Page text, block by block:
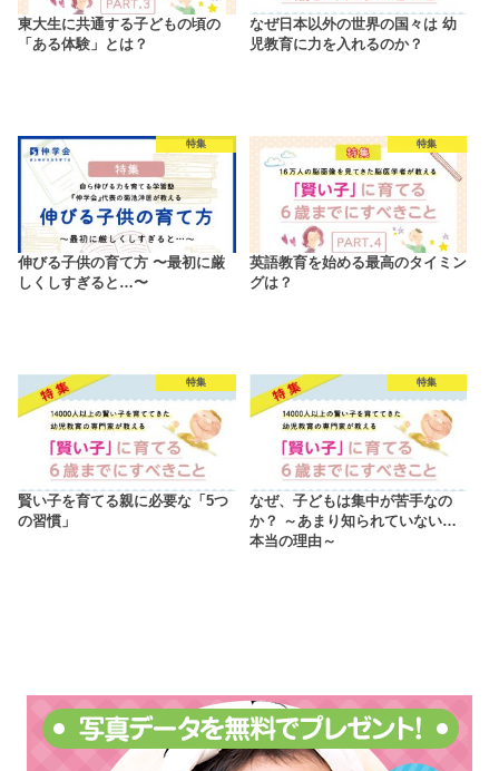
東大生に共通する子どもの頃の
「ある体験」とは？
なぜ日本以外の世界の国々は 幼
児教育に力を入れるのか？
特集
伸びる子供の育て方 〜最初に厳
しくしすぎると…〜
特集
英語教育を始める最高のタイミン
グは？
特集
賢い子を育てる親に必要な「5つ
の習慣」
特集
なぜ、子どもは集中が苦手なの
か？ ～あまり知られていない…
本当の理由～